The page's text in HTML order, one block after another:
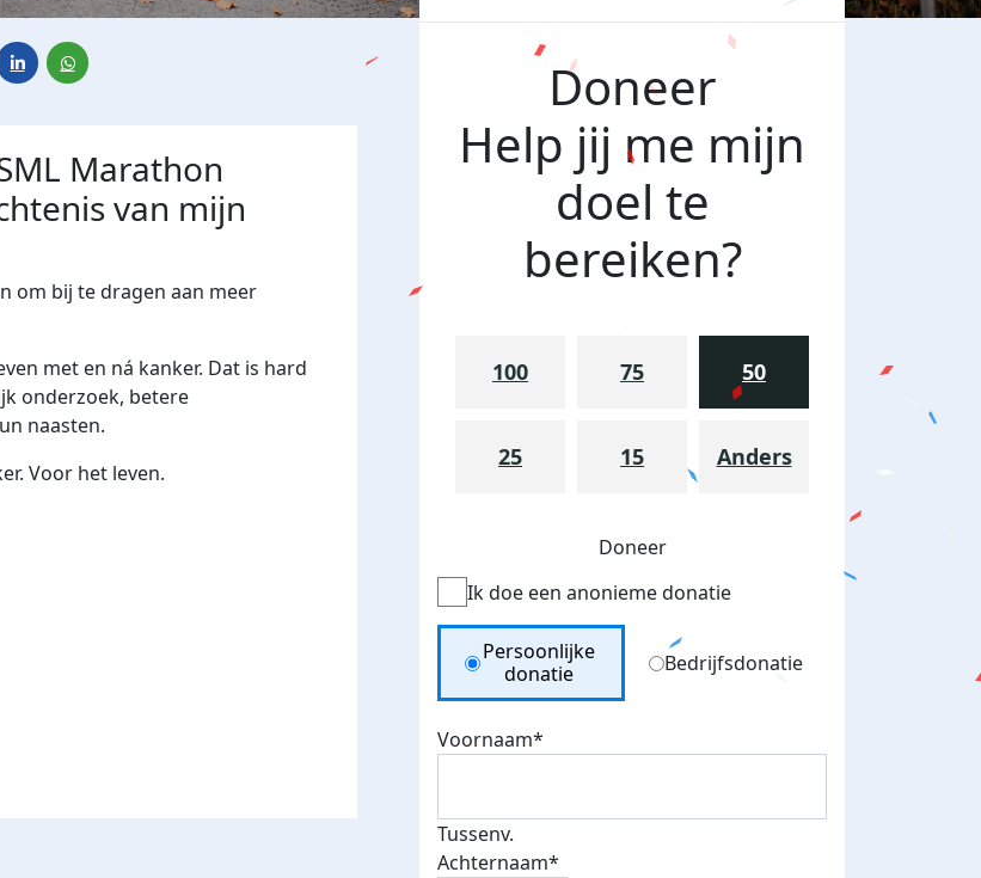
Marathon
van mijn
om bij te dragen aan meer
met en ná kanker. Dat is hard
onderzoek, betere
naasten.
Voor het leven.
Doneer
Help jij me mijn
doel te
bereiken?
100 75 50
25 15 Anders
Doneer
Ik doe een anonieme donatie
Donation Type
Persoonlijke
donatie
Bedrijfsdonatie
Voornaam*
Tussenv.
Achternaam*